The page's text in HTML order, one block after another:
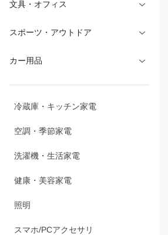
文具・オフィス
スポーツ・アウトドア
カー用品
冷蔵庫・キッチン家電
空調・季節家電
洗濯機・生活家電
健康・美容家電
照明
スマホ/PCアクセサリ